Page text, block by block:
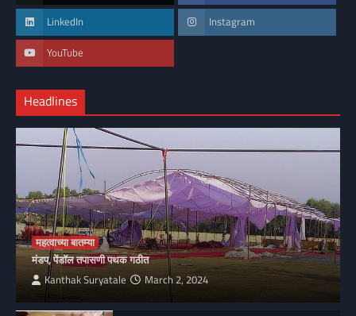
LinkedIn Instagram
YouTube
Headlines
महत्वाच्या बातम्या
मंडप, पेंडॉल तपासणी पथक गठीत
Kanthak Suryatale March 2, 2024